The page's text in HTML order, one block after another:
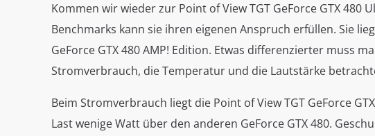
Kommen wir wieder zur Point of View TGT GeForce GTX 480
Benchmarks kann sie ihren eigenen Anspruch erfüllen. Sie
GeForce GTX 480 AMP! Edition. Etwas differenzierter muss
Stromverbrauch, die Temperatur und die Lautstärke
Beim Stromverbrauch liegt die Point of View TGT GeForce
Last wenige Watt über den anderen GeForce GTX 480.